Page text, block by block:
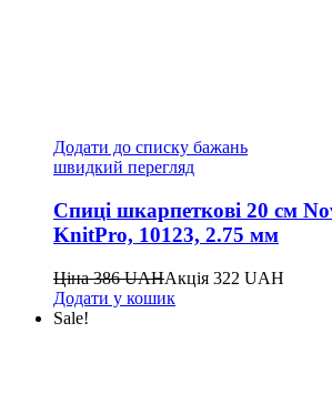
Додати до списку бажань
швидкий перегляд
Спиці шкарпеткові 20 см
KnitPro, 10123, 2.75 мм
Ціна386UAHАкція 322 UAH
Додати у кошик
Sale!